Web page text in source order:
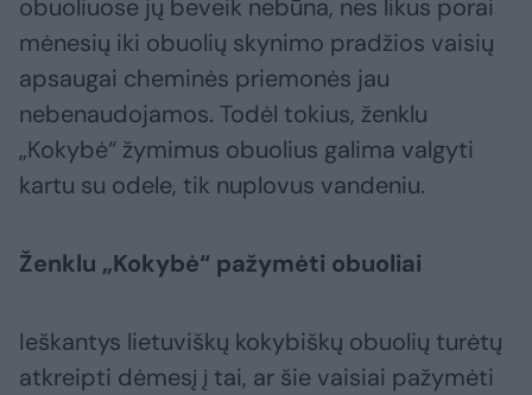
obuoliuose jų beveik nebūna, nes likus porai
mėnesių iki obuolių skynimo pradžios vaisių
apsaugai cheminės priemonės jau
nebenaudojamos. Todėl tokius, ženklu
„Kokybė“ žymimus obuolius galima valgyti
kartu su odele, tik nuplovus vandeniu.
Ženklu „Kokybė“ pažymėti obuoliai
Ieškantys lietuviškų kokybiškų obuolių turėtų
atkreipti dėmesį į tai, ar šie vaisiai pažymėti